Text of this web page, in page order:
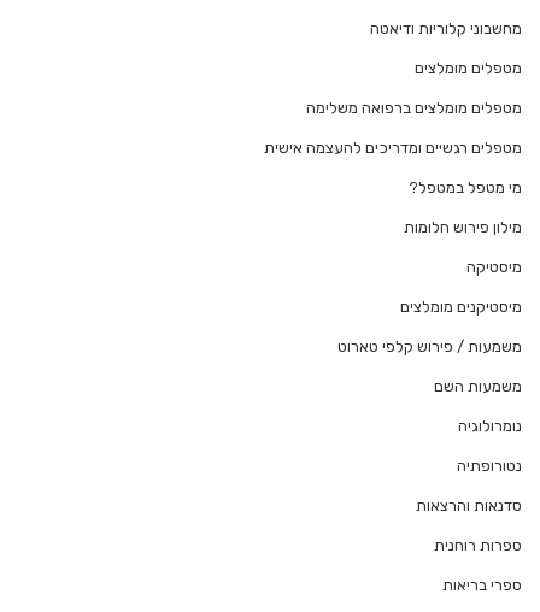
מחשבוני קלוריות ודיאטה
מטפלים מומלצים
מטפלים מומלצים ברפואה משלימה
מטפלים רגשיים ומדריכים להעצמה אישית
מי מטפל במטפל?
מילון פירוש חלומות
מיסטיקה
מיסטיקנים מומלצים
משמעות / פירוש קלפי טארוט
משמעות השם
נומרולוגיה
נטורופתיה
סדנאות והרצאות
ספרות רוחנית
ספרי בריאות